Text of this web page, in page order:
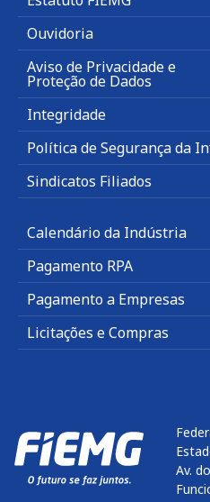
Ouvidoria
Aviso de Privacidade e
Proteção de Dados
Integridade
Política de Segurança da
Sindicatos Filiados
Calendário da Indústria
Pagamento RPA
Pagamento a Empresas
Licitações e Compras
Av.